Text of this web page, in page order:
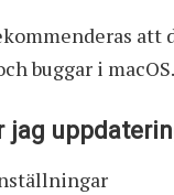
buggar i macOS.
jag